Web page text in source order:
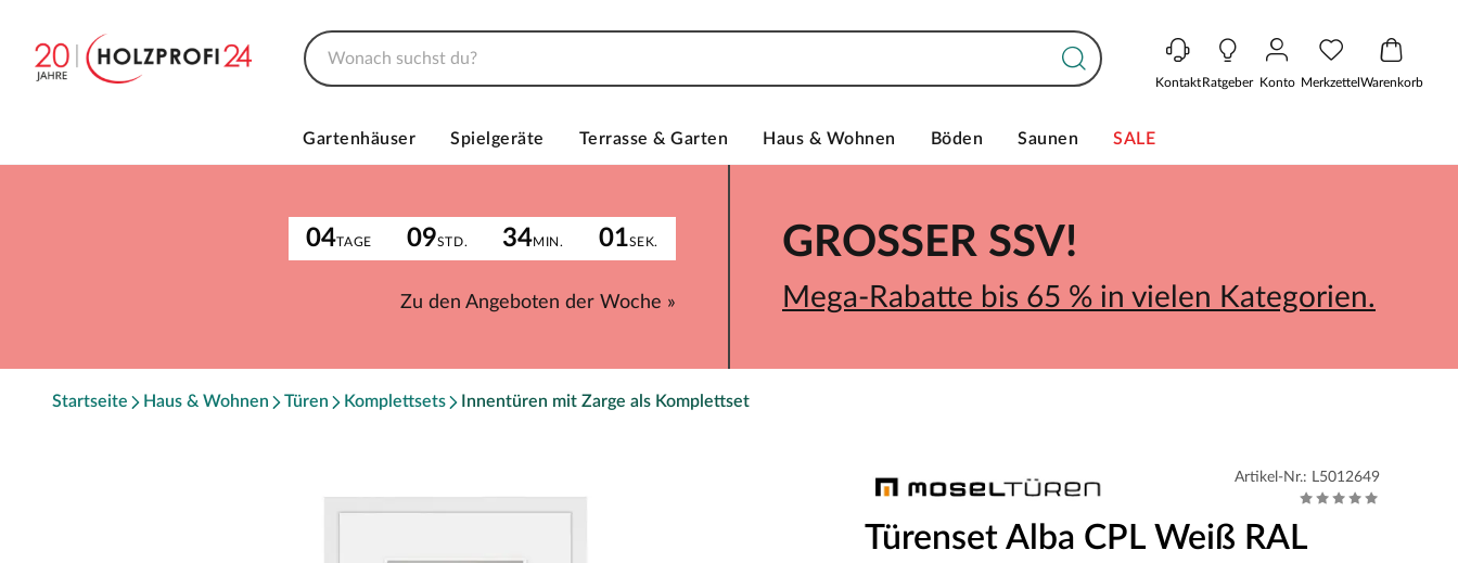
KontaktRatgeber Konto MerkzettelWarenkorb
Gartenhäuser Spielgeräte Terrasse & Garten Haus & Wohnen Böden Saunen SALE
04TAGE 09STD. 34MIN. 01SEK.
Zu den Angeboten der Woche »
GROSSER SSV!
Mega-Rabatte bis 65 % in vielen Kategorien.
Startseite Haus & Wohnen Türen Komplettsets Innentüren mit Zarge als Komplettset
Artikel-Nr.: L5012649
Türenset Alba CPL Weiß RAL